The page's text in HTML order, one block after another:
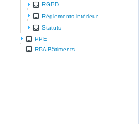
RGPD
Règlements intérieur
Statuts
PPE
RPA Bâtiments